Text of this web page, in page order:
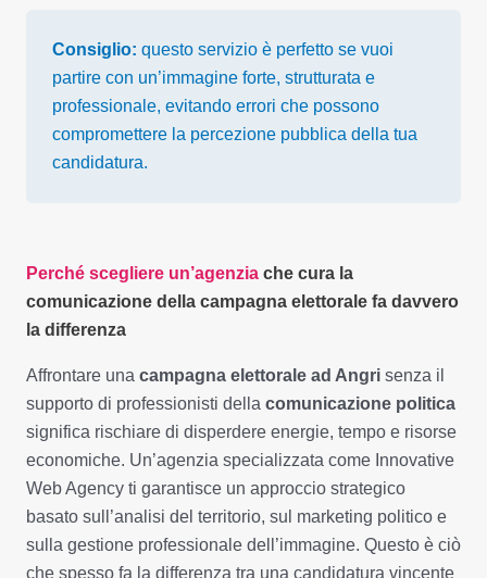
Consiglio: questo servizio è perfetto se vuoi
partire con un’immagine forte, strutturata e
professionale, evitando errori che possono
compromettere la percezione pubblica della tua
candidatura.
Perché scegliere un’agenzia che cura la
comunicazione della campagna elettorale fa davvero
la differenza
Affrontare una campagna elettorale ad Angri senza il
supporto di professionisti della comunicazione politica
significa rischiare di disperdere energie, tempo e risorse
economiche. Un’agenzia specializzata come Innovative
Web Agency ti garantisce un approccio strategico
basato sull’analisi del territorio, sul marketing politico e
sulla gestione professionale dell’immagine. Questo è ciò
che spesso fa la differenza tra una candidatura vincente